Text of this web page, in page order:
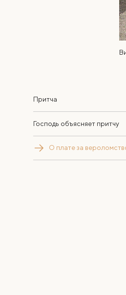
Притча
Господь объясняет притчу
О плате за